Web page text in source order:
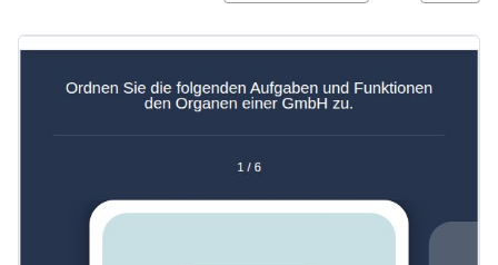
MINT
Musische Fächer & Sport